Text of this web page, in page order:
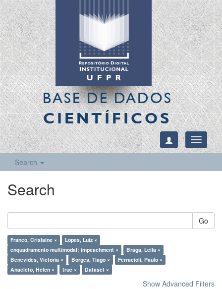
BASE DE DADOS
CIENTÍFICOS
Toggle
Search
Search
Go
Franco, Crislaine ×
Lopes, Luiz ×
enquadramento multimodal; impeachment ×
Braga, Leila ×
Benevides, Victoria ×
Borges, Tiago ×
Ferracioli, Paulo ×
Anacleto, Helen ×
true × Dataset ×
Show Advanced Filters